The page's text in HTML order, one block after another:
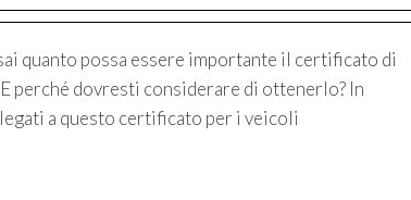
quanto possa essere importante il certificato di
perché dovresti considerare di ottenerlo? In
a questo certificato per i veicoli